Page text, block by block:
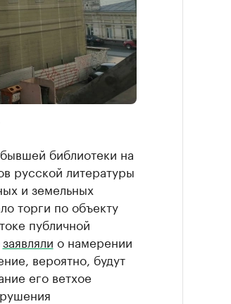
библиотеки на
русской литературы
и земельных
торги по объекту
публичной
заявляли о намерении
вероятно, будут
его ветхое